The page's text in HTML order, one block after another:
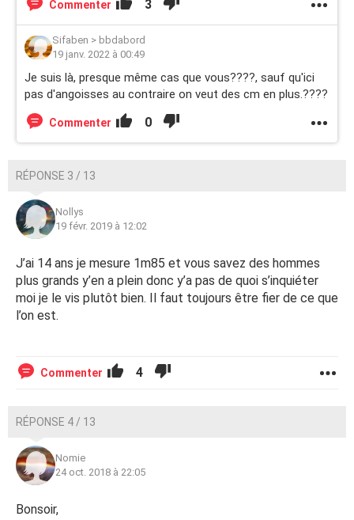
Commenter 3
Sifaben > bbdabord
19 janv. 2022 à 00:49
Je suis là, presque même cas que vous????, sauf qu'ici
pas d'angoisses au contraire on veut des cm en plus.????
Commenter 0
RÉPONSE 3 / 13
Nollys
19 févr. 2019 à 12:02
J’ai 14 ans je mesure 1m85 et vous savez des hommes
plus grands y’en a plein donc y’a pas de quoi s’inquiéter
moi je le vis plutôt bien. Il faut toujours être fier de ce que
l’on est.
Commenter 4
RÉPONSE 4 / 13
Nomie
24 oct. 2018 à 22:05
Bonsoir,